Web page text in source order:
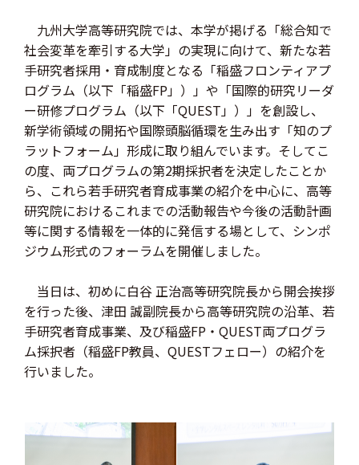
九州大学高等研究院では、本学が掲げる「総合知で
社会変革を牽引する大学」の実現に向けて、新たな若
手研究者採用・育成制度となる「稲盛フロンティアプ
ログラム（以下「稲盛FP」）」や「国際的研究リーダ
ー研修プログラム（以下「QUEST」）」を創設し、
新学術領域の開拓や国際頭脳循環を生み出す「知のプ
ラットフォーム」形成に取り組んでいます。そしてこ
の度、両プログラムの第2期採択者を決定したことか
ら、これら若手研究者育成事業の紹介を中心に、高等
研究院におけるこれまでの活動報告や今後の活動計画
等に関する情報を一体的に発信する場として、シンポ
ジウム形式のフォーラムを開催しました。
当日は、初めに白谷 正治高等研究院長から開会挨拶
を行った後、津田 誠副院長から高等研究院の沿革、若
手研究者育成事業、及び稲盛FP・QUEST両プログラ
ム採択者（稲盛FP教員、QUESTフェロー）の紹介を
行いました。